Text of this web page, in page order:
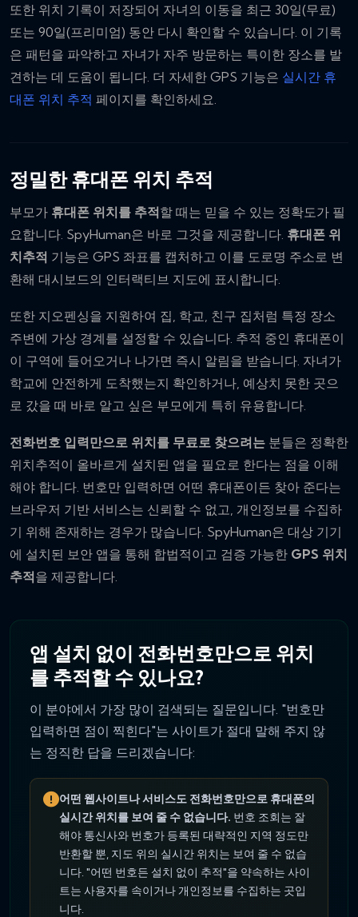
또한 위치 기록이 저장되어 자녀의 이동을 최근 30일(무료)
또는 90일(프리미엄) 동안 다시 확인할 수 있습니다. 이 기록
은 패턴을 파악하고 자녀가 자주 방문하는 특이한 장소를 발
견하는 데 도움이 됩니다. 더 자세한 GPS 기능은 실시간 휴
대폰 위치 추적 페이지를 확인하세요.
정밀한 휴대폰 위치 추적
부모가 휴대폰 위치를 추적할 때는 믿을 수 있는 정확도가 필
요합니다. SpyHuman은 바로 그것을 제공합니다. 휴대폰 위
치추적 기능은 GPS 좌표를 캡처하고 이를 도로명 주소로 변
환해 대시보드의 인터랙티브 지도에 표시합니다.
또한 지오펜싱을 지원하여 집, 학교, 친구 집처럼 특정 장소
주변에 가상 경계를 설정할 수 있습니다. 추적 중인 휴대폰이
이 구역에 들어오거나 나가면 즉시 알림을 받습니다. 자녀가
학교에 안전하게 도착했는지 확인하거나, 예상치 못한 곳으
로 갔을 때 바로 알고 싶은 부모에게 특히 유용합니다.
전화번호 입력만으로 위치를 무료로 찾으려는 분들은 정확한
위치추적이 올바르게 설치된 앱을 필요로 한다는 점을 이해
해야 합니다. 번호만 입력하면 어떤 휴대폰이든 찾아 준다는
브라우저 기반 서비스는 신뢰할 수 없고, 개인정보를 수집하
기 위해 존재하는 경우가 많습니다. SpyHuman은 대상 기기
에 설치된 보안 앱을 통해 합법적이고 검증 가능한 GPS 위치
추적을 제공합니다.
앱 설치 없이 전화번호만으로 위치
를 추적할 수 있나요?
이 분야에서 가장 많이 검색되는 질문입니다. "번호만
입력하면 점이 찍힌다"는 사이트가 절대 말해 주지 않
는 정직한 답을 드리겠습니다:
어떤 웹사이트나 서비스도 전화번호만으로 휴대폰의
실시간 위치를 보여 줄 수 없습니다. 번호 조회는 잘
해야 통신사와 번호가 등록된 대략적인 지역 정도만
반환할 뿐, 지도 위의 실시간 위치는 보여 줄 수 없습
니다. "어떤 번호든 설치 없이 추적"을 약속하는 사이
트는 사용자를 속이거나 개인정보를 수집하는 곳입
니다.